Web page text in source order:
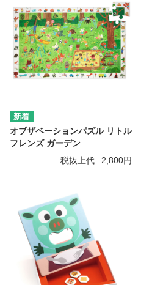
オブザベーションパズル リトル
フレンズ ガーデン
税抜上代
2,800円